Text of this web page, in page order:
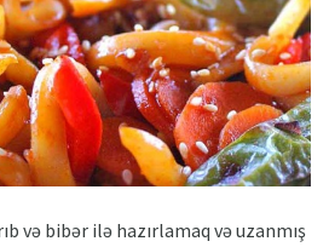
və bibər ilə hazırlamaq və uzanmış